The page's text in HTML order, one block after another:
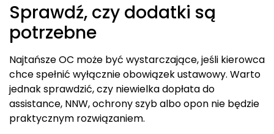
Sprawdź, czy dodatki są
potrzebne
Najtańsze OC może być wystarczające, jeśli kierowca
chce spełnić wyłącznie obowiązek ustawowy. Warto
jednak sprawdzić, czy niewielka dopłata do
assistance, NNW, ochrony szyb albo opon nie będzie
praktycznym rozwiązaniem.